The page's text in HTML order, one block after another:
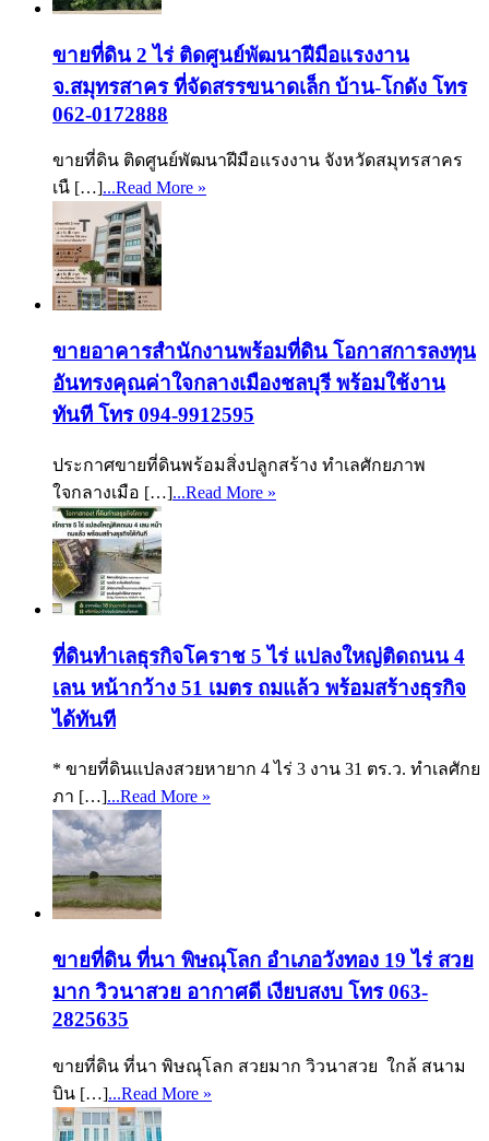
ขายที่ดิน 2 ไร่ ติดศูนย์พัฒนาฝีมือแรงงาน
จ.สมุทรสาคร ที่จัดสรรขนาดเล็ก บ้าน-โกดัง โทร
062-0172888
ขายที่ดิน ติดศูนย์พัฒนาฝีมือแรงงาน จังหวัดสมุทรสาคร
เนื […]...Read More »
ขายอาคารสำนักงานพร้อมที่ดิน โอกาสการลงทุน
อันทรงคุณค่าใจกลางเมืองชลบุรี พร้อมใช้งาน
ทันที โทร 094-9912595
ประกาศขายที่ดินพร้อมสิ่งปลูกสร้าง ทำเลศักยภาพ
ใจกลางเมือ […]...Read More »
ที่ดินทำเลธุรกิจโคราช 5 ไร่ แปลงใหญ่ติดถนน 4
เลน หน้ากว้าง 51 เมตร ถมแล้ว พร้อมสร้างธุรกิจ
ได้ทันที
* ขายที่ดินแปลงสวยหายาก 4 ไร่ 3 งาน 31 ตร.ว. ทำเลศักย
ภา […]...Read More »
ขายที่ดิน ที่นา พิษณุโลก อำเภอวังทอง 19 ไร่ สวย
มาก วิวนาสวย อากาศดี เงียบสงบ โทร 063-
2825635
ขายที่ดิน ที่นา พิษณุโลก สวยมาก วิวนาสวย ใกล้ สนาม
บิน […]...Read More »